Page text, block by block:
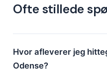
Ofte stillede
Hvor afleverer jeg
Odense?